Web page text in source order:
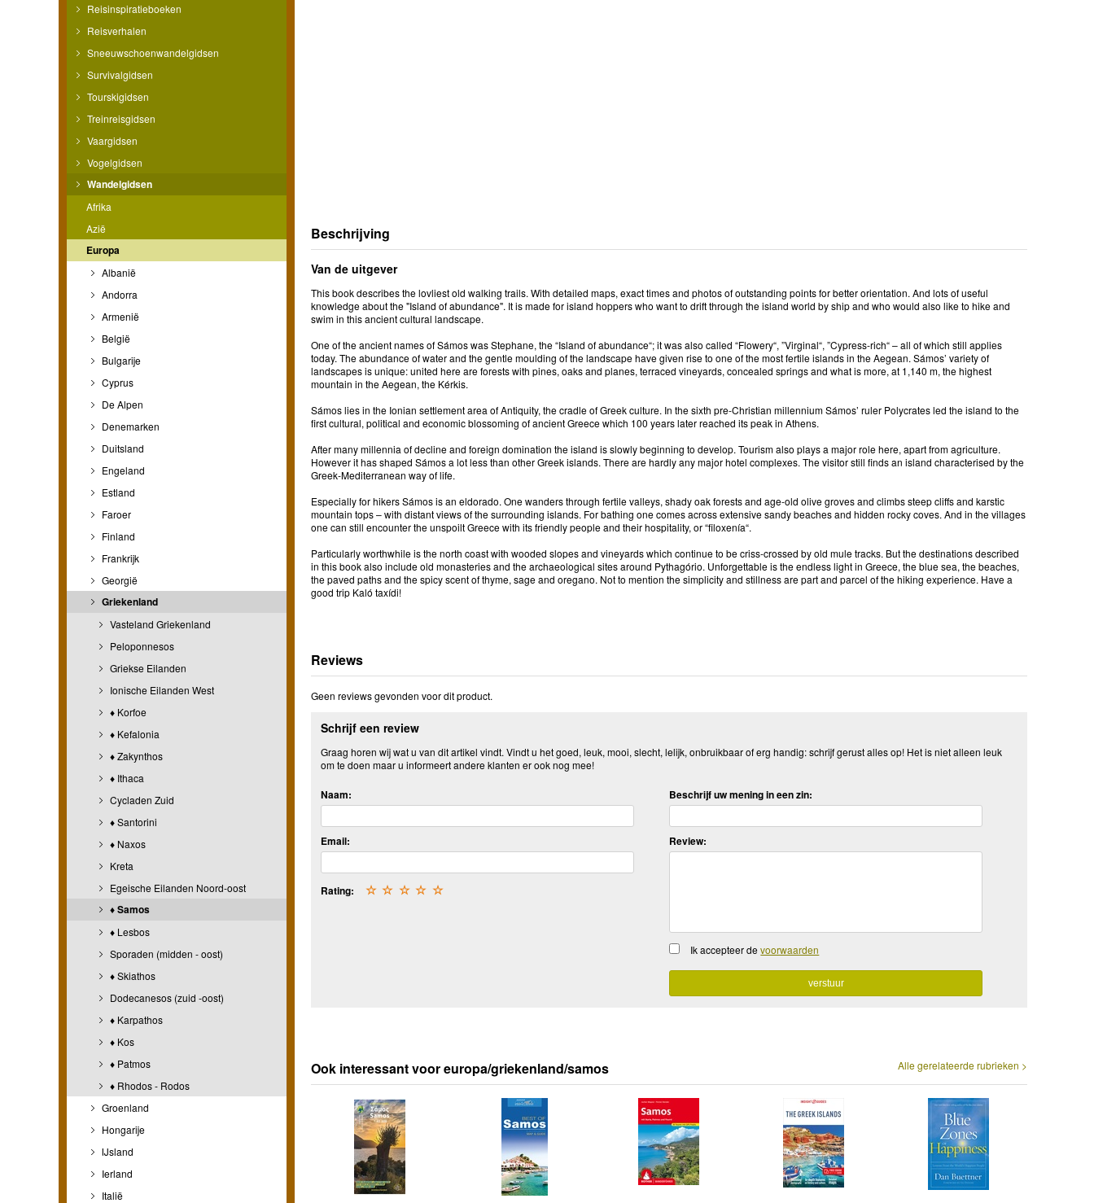
Reisinspiratieboeken
Reisverhalen
Sneeuwschoenwandelgidsen
Survivalgidsen
Tourskigidsen
Treinreisgidsen
Vaargidsen
Vogelgidsen
Wandelgidsen
Afrika
Azië
Europa
Albanië
Andorra
Armenië
België
Bulgarije
Cyprus
De Alpen
Denemarken
Duitsland
Engeland
Estland
Faroer
Finland
Frankrijk
Georgië
Griekenland
Vasteland Griekenland
Peloponnesos
Griekse Eilanden
Ionische Eilanden West
♦ Korfoe
♦ Kefalonia
♦ Zakynthos
♦ Ithaca
Cycladen Zuid
♦ Santorini
♦ Naxos
Kreta
Egeische Eilanden Noord-oost
♦ Samos
♦ Lesbos
Sporaden (midden - oost)
♦ Skiathos
Dodecanesos (zuid -oost)
♦ Karpathos
♦ Kos
♦ Patmos
♦ Rhodos - Rodos
Groenland
Hongarije
IJsland
Ierland
Italië
Beschrijving
Van de uitgever
This book describes the lovliest old walking trails. With detailed maps, exact times and photos of outstanding points for better orientation. And lots of useful
knowledge about the "Island of abundance". It is made for island hoppers who want to drift through the island world by ship and who would also like to hike and
swim in this ancient cultural landscape.
One of the ancient names of Sámos was Stephane, the “Island of abundance“; it was also called “Flowery“, ”Virginal“, ”Cypress-rich“ – all of which still applies
today. The abundance of water and the gentle moulding of the landscape have given rise to one of the most fertile islands in the Aegean. Sámos’ variety of
landscapes is unique: united here are forests with pines, oaks and planes, terraced vineyards, concealed springs and what is more, at 1,140 m, the highest
mountain in the Aegean, the Kérkis.
Sámos lies in the Ionian settlement area of Antiquity, the cradle of Greek culture. In the sixth pre-Christian millennium Sámos’ ruler Polycrates led the island to the
first cultural, political and economic blossoming of ancient Greece which 100 years later reached its peak in Athens.
After many millennia of decline and foreign domination the island is slowly beginning to develop. Tourism also plays a major role here, apart from agriculture.
However it has shaped Sámos a lot less than other Greek islands. There are hardly any major hotel complexes. The visitor still finds an island characterised by the
Greek-Mediterranean way of life.
Especially for hikers Sámos is an eldorado. One wanders through fertile valleys, shady oak forests and age-old olive groves and climbs steep cliffs and karstic
mountain tops – with distant views of the surrounding islands. For bathing one comes across extensive sandy beaches and hidden rocky coves. And in the villages
one can still encounter the unspoilt Greece with its friendly people and their hospitality, or “filoxenía“.
Particularly worthwhile is the north coast with wooded slopes and vineyards which continue to be criss-crossed by old mule tracks. But the destinations described
in this book also include old monasteries and the archaeological sites around Pythagório. Unforgettable is the endless light in Greece, the blue sea, the beaches,
the paved paths and the spicy scent of thyme, sage and oregano. Not to mention the simplicity and stillness are part and parcel of the hiking experience. Have a
good trip Kaló taxídi!
Reviews
Geen reviews gevonden voor dit product.
Schrijf een review
Graag horen wij wat u van dit artikel vindt. Vindt u het goed, leuk, mooi, slecht, lelijk, onbruikbaar of erg handig: schrijf gerust alles op! Het is niet alleen leuk
om te doen maar u informeert andere klanten er ook nog mee!
Naam:
Email:
Rating: ☆
☆
☆
☆
☆
Beschrijf uw mening in een zin:
Review:
Ik accepteer devoorwaarden
Alle gerelateerde rubrieken >
Ook interessant voor europa/griekenland/samos